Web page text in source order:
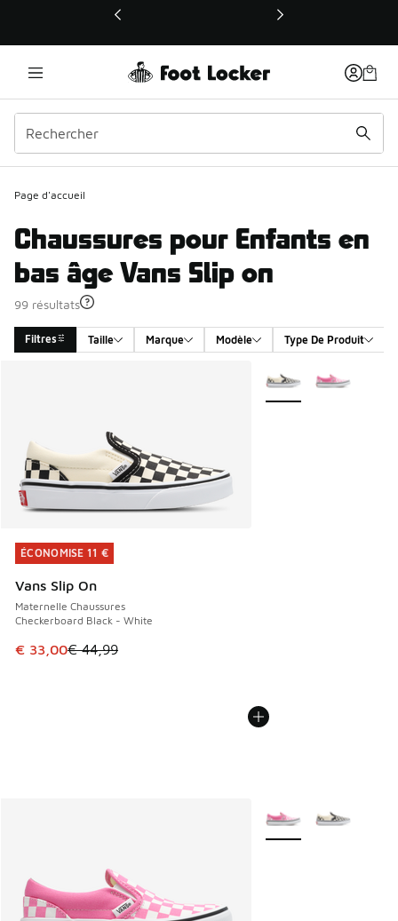
Ce lien ouvrira une nouvelle fenêtre
Page d'accueil
Chaussures pour Enfants en
bas âge Vans Slip on
99 résultats
Filtres Taille Marque Modèle Type De Produit
ÉCONOMISE 11 €
Vans Slip On
Maternelle Chaussures
Checkerboard Black - White
Cet article est en promotion. Prix en baisse de € 44,99 à
€ 33,00€ 44,99
ÉCONOMISE 11 €
Plus de couleurs
Plus de couleurs